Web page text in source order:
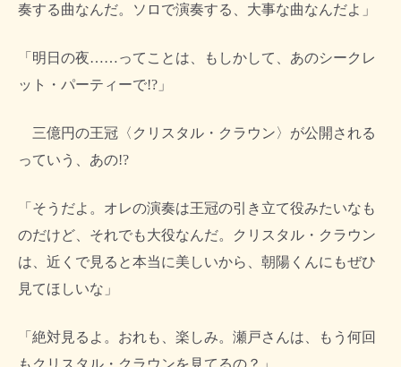
奏する曲なんだ。ソロで演奏する、大事な曲なんだよ」
「明日の夜……ってことは、もしかして、あのシークレ
ット・パーティーで!?」
三億円の王冠〈クリスタル・クラウン〉が公開される
っていう、あの!?
「そうだよ。オレの演奏は王冠の引き立て役みたいなも
のだけど、それでも大役なんだ。クリスタル・クラウン
は、近くで見ると本当に美しいから、朝陽くんにもぜひ
見てほしいな」
「絶対見るよ。おれも、楽しみ。瀬戸さんは、もう何回
もクリスタル・クラウンを見てるの？」